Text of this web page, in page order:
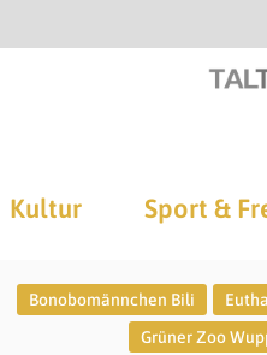
Kultur Sport &
Bonobomännchen Bili
Grüner Zoo